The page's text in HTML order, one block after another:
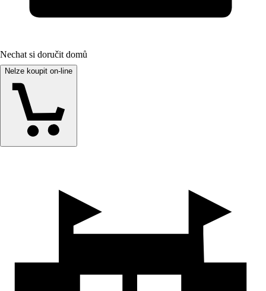
Nechat si doručit domů
Nelze koupit on-line